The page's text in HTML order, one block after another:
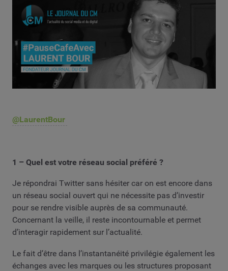
@LaurentBour
1 – Quel est votre réseau social préféré ?
Je répondrai Twitter sans hésiter car on est encore dans
un réseau social ouvert qui ne nécessite pas d’investir
pour se rendre visible auprès de sa communauté.
Concernant la veille, il reste incontournable et permet
d’interagir rapidement sur l’actualité.
Le fait d’être dans l’instantanéité privilégie également les
échanges avec les marques ou les structures proposant